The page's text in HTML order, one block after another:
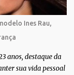
não seria algo
ouvia muito;
esse aí não vai
no exército. Eu
Ines Rau,
anos, destaque da
sua vida pessoal